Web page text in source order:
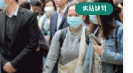
焦點健聞